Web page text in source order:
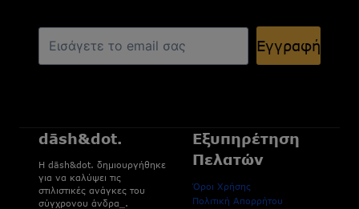
Εγγραφή
dāsh&dot.
H dāsh&dot. δημιουργήθηκε
για να καλύψει τις
στιλιστικές ανάγκες του
σύγχρονου άνδρα_.
Εξυπηρέτηση
Πελατών
Όροι Χρήσης
Πολιτική Απορρήτου